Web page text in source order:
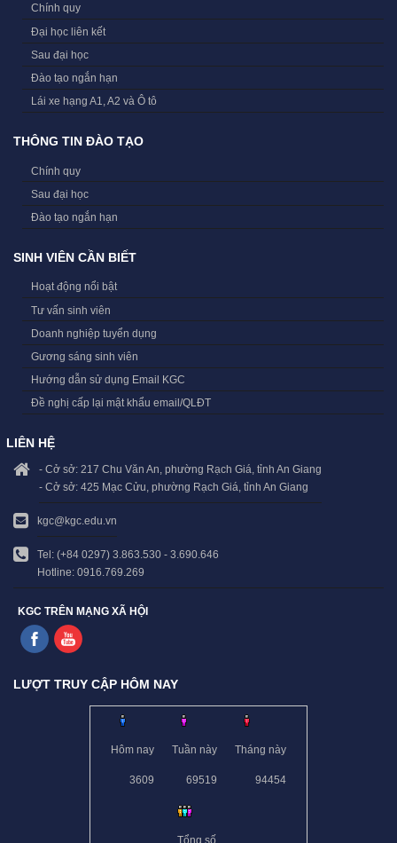
Chính quy
Đại học liên kết
Sau đại học
Đào tạo ngắn hạn
Lái xe hạng A1, A2 và Ô tô
THÔNG TIN ĐÀO TẠO
Chính quy
Sau đại học
Đào tạo ngắn hạn
SINH VIÊN CẦN BIẾT
Hoạt động nổi bật
Tư vấn sinh viên
Doanh nghiệp tuyển dụng
Gương sáng sinh viên
Hướng dẫn sử dụng Email KGC
Đề nghị cấp lại mật khẩu email/QLĐT
LIÊN HỆ
- Cở sở: 217 Chu Văn An, phường Rạch Giá, tỉnh An Giang
- Cở sở: 425 Mạc Cửu, phường Rạch Giá, tỉnh An Giang
kgc@kgc.edu.vn
Tel: (+84 0297) 3.863.530 - 3.690.646
Hotline: 0916.769.269
KGC TRÊN MẠNG XÃ HỘI
LƯỢT TRUY CẬP HÔM NAY
Hôm nay
3609
Tuần này
69519
Tháng này
94454